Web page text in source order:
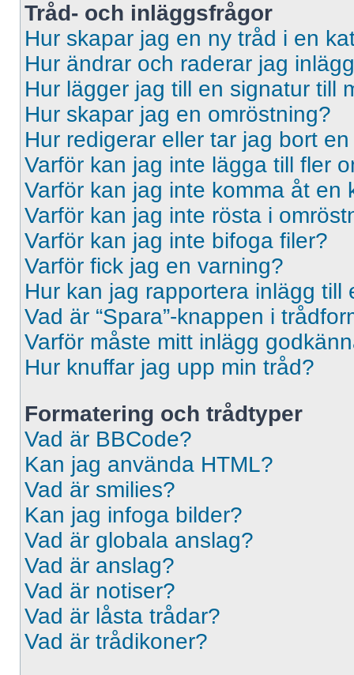
Tråd- och inläggsfrågor
Hur skapar jag en ny tråd i en
Hur ändrar och raderar jag
Hur lägger jag till en signatur till
Hur skapar jag en omröstning?
Hur redigerar eller tar jag bort
Varför kan jag inte lägga till fler
Varför kan jag inte komma åt en
Varför kan jag inte rösta i
Varför kan jag inte bifoga filer?
Varför fick jag en varning?
Hur kan jag rapportera inlägg till
Vad är “Spara”-knappen i
Varför måste mitt inlägg
Hur knuffar jag upp min tråd?
Formatering och trådtyper
Vad är BBCode?
Kan jag använda HTML?
Vad är smilies?
Kan jag infoga bilder?
Vad är globala anslag?
Vad är anslag?
Vad är notiser?
Vad är låsta trådar?
Vad är trådikoner?